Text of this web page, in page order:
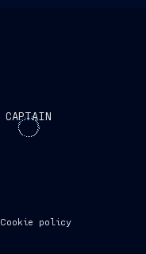
CAPTAIN
Cookie policy